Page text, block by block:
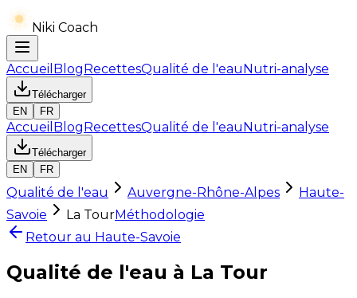
Niki Coach
Accueil BlogRecettesQualité de l'eauNutri-analyse
Télécharger
EN
FR
Accueil BlogRecettesQualité de l'eauNutri-analyse
Télécharger
EN
FR
Qualité de l'eau Auvergne-Rhône-Alpes
Haute-
Savoie
La TourMéthodologie
Retour au Haute-Savoie
Qualité de l'eau à La Tour